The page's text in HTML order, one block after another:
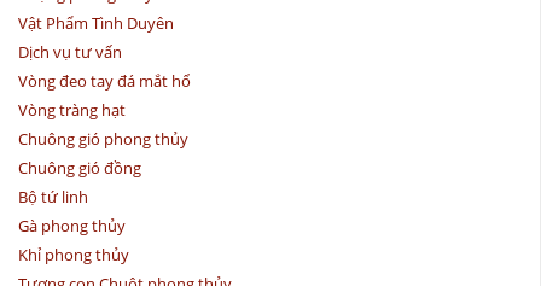
Vật Phẩm Tình Duyên
Dịch vụ tư vấn
Vòng đeo tay đá mắt hổ
Vòng tràng hạt
Chuông gió phong thủy
Chuông gió đồng
Bộ tứ linh
Gà phong thủy
Khỉ phong thủy